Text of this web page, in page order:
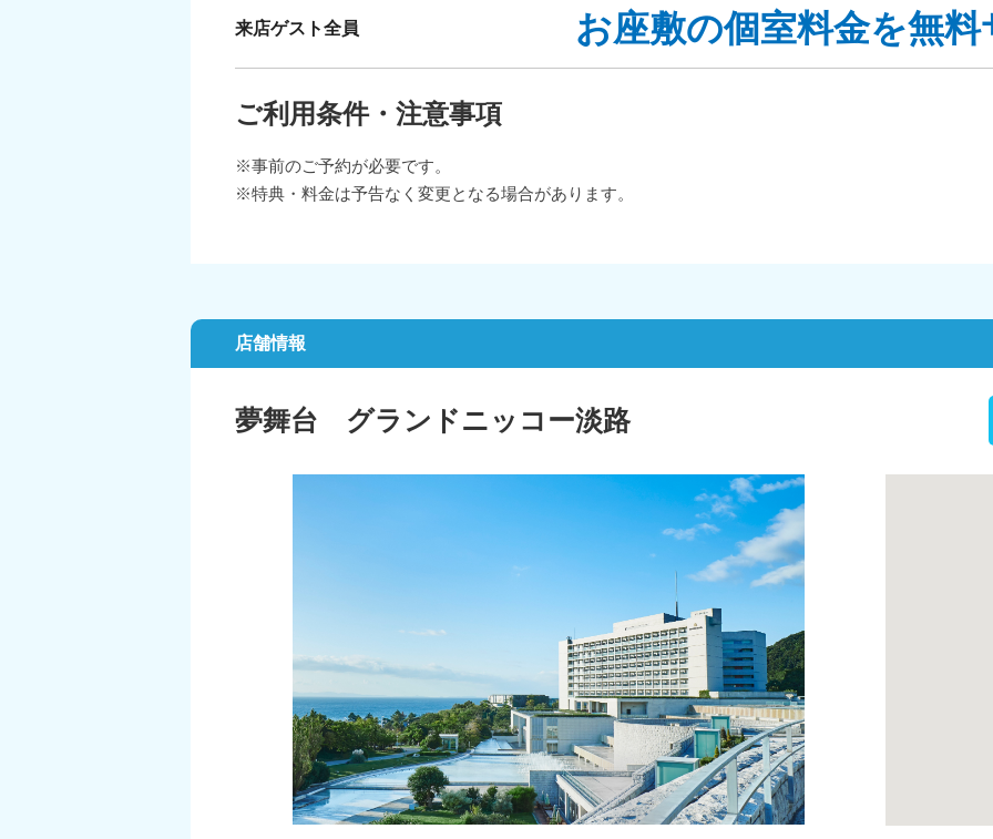
来店ゲスト全員 お座敷の個室料金を無
ご利用条件・注意事項
※事前のご予約が必要です。
※特典・料金は予告なく変更となる場合があります。
店舗情報
夢舞台 グランドニッコー淡路